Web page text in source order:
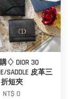
♢ DIOR 30
SADDLE 皮革三
折短夾
NT$ 0